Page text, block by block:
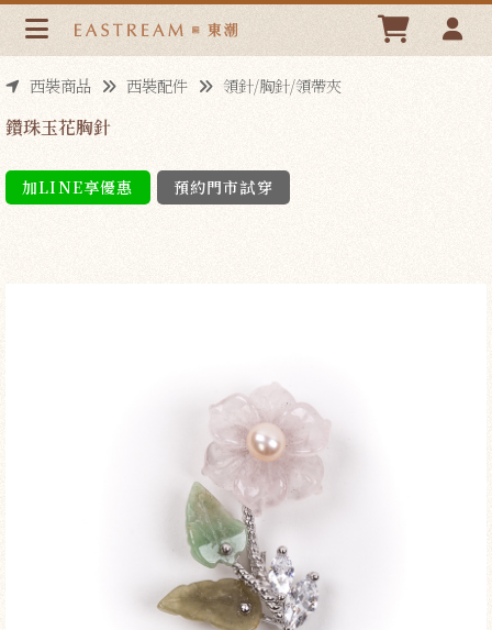
鑽珠玉花胸針 | 東潮時裝西服EASTREAM
西裝商品 西裝配件 領針/胸針/領帶夾
鑽珠玉花胸針
加LINE享優惠 預約門市試穿